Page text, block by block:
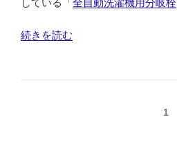
ら
こ
している「 全自動洗濯機用分岐栓
“ケ
続きを読む
1